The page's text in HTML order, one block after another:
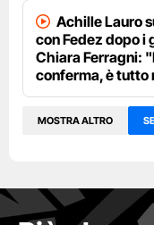
Achille Lauro
con Fedez dopo i
Chiara Ferragni:
conferma, è tutto
MOSTRA ALTRO